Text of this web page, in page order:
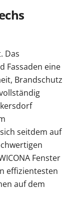
Das
Fassaden eine
Brandschutz
seitdem auf
Fenster
effizientesten
auf dem